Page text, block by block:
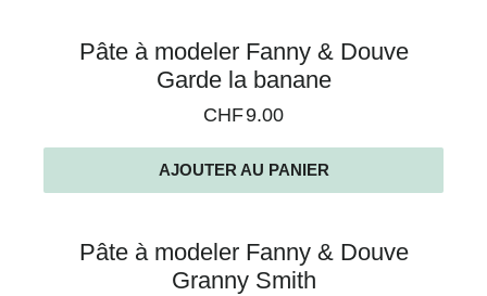
Pâte à modeler Fanny & Douve
Garde la banane
CHF9.00
AJOUTER AU PANIER
Pâte à modeler Fanny & Douve
Granny Smith